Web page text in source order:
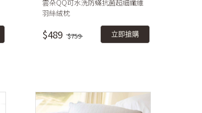
雲朵QQ可水洗防蟎抗菌超細纖維
羽絲絨枕
$489 $759 立即搶購